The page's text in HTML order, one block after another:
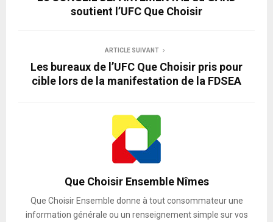
soutient l’UFC Que Choisir
ARTICLE SUIVANT
Les bureaux de l’UFC Que Choisir pris pour
cible lors de la manifestation de la FDSEA
Que Choisir Ensemble Nîmes
Que Choisir Ensemble donne à tout consommateur une
information générale ou un renseignement simple sur vos